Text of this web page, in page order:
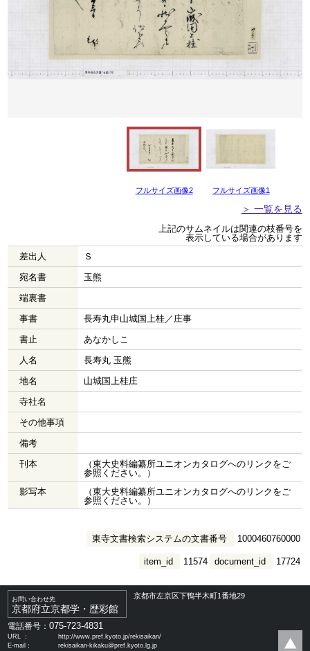
フルサイズ画像2 フルサイズ画像1
＞ 一覧を見る
上記のサムネイルは関連の枝番号を
表示している場合があります
差出人
Ｓ
宛名書
玉熊
端裏書
事書
長寿丸申山城国上桂／庄事
書止
あなかしこ
人名
長寿丸 玉熊
地名
山城国上桂庄
寺社名
その他事項
備考
刊本
（東大史料編纂所ユニオンカタログへのリンクをご
参照ください。）
影写本
（東大史料編纂所ユニオンカタログへのリンクをご
参照ください。）
東寺文書検索システムの文書番号 1000460760000
document_id 17724
item_id 11574
お問い合わせ先
京都府立京都学・歴彩館
京都市左京区下鴨半木町1番地29
電話番号：075-723-4831
URL ：
http://www.pref.kyoto.jp/rekisaikan/
E-mail：
rekisaikan-kikaku@pref.kyoto.lg.jp